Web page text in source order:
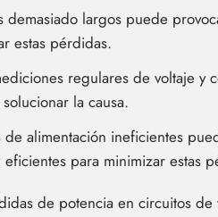
demasiado largos puede
estas pérdidas.
regulares de voltaje
la causa.
de alimentación ineficientes
para minimizar estas
de potencia en circuitos